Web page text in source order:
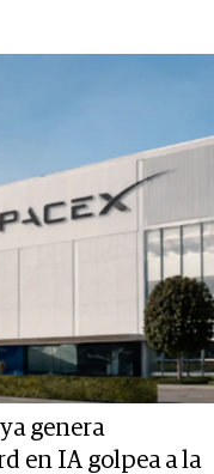
genera
en IA golpea a la